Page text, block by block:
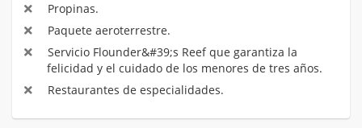
Propinas.
Paquete aeroterrestre.
Servicio Flounder&#39;s Reef que garantiza la
felicidad y el cuidado de los menores de tres años.
Restaurantes de especialidades.